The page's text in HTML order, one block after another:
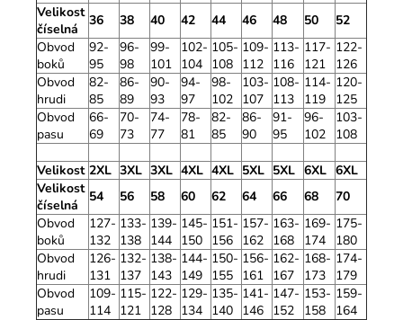
Velikost
číselná
36 38 40 42 44 46 48 50
52
Obvod
boků
92-
95
96-
98
99-
101
102-
104
105-
108
109-
112
113-
116
117-
121
122-
126
Obvod
hrudi
82-
85
86-
89
90-
93
94-
97
98-
102
103-
107
108-
113
114-
119
120-
125
Obvod
pasu
66-
69
70-
73
74-
77
78-
81
82-
85
86-
90
91-
95
96-
102
103-
108
Velikost 2XL 3XL 3XL 4XL 4XL 5XL 5XL 6XL 6XL
Velikost
číselná
54 56 58 60 62 64 66 68
70
Obvod
boků
127-
132
133-
138
139-
144
145-
150
151-
156
157-
162
163-
168
169-
174
175-
180
Obvod
hrudi
126-
131
132-
137
138-
143
144-
149
150-
155
156-
161
162-
167
168-
173
174-
179
Obvod
pasu
109-
114
115-
121
122-
128
129-
134
135-
140
141-
146
147-
152
153-
158
159-
164